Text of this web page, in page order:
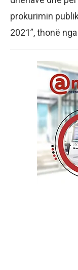
prokurimin
2021”, thonë